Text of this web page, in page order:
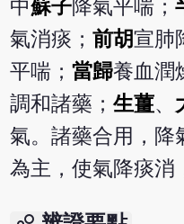
中蘇子降氣平喘；
氣消痰；前胡宣肺
平喘；當歸養血潤
調和諸藥；生薑、
氣。諸藥合用，降
為主，使氣降痰消